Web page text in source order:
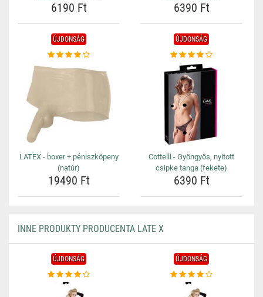
6190 Ft 6390 Ft
ÚJDONSÁG
LATEX - boxer + péniszköpeny
(natúr)
19490 Ft
ÚJDONSÁG
Cottelli - Gyöngyös, nyitott
csipke tanga (fekete)
6390 Ft
INNE PRODUKTY PRODUCENTA LATE X
ÚJDONSÁG ÚJDONSÁG